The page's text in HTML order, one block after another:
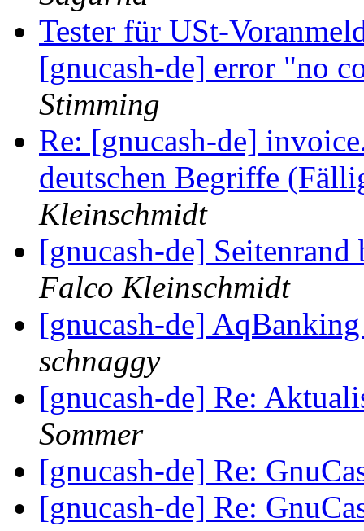
Tester für USt-
[gnucash-de] error "no
Stimming
Re: [gnucash-de]
deutschen Begriffe
Kleinschmidt
[gnucash-de]
Falco Kleinschmidt
[gnucash-de]
schnaggy
[gnucash-de] Re:
Sommer
[gnucash-de] Re:
[gnucash-de] Re: